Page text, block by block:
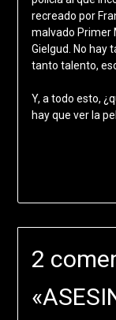
recreado por
malvado Primer
Gielgud. No hay
tanto talento,
Y, a todo esto,
hay que ver la
2
«